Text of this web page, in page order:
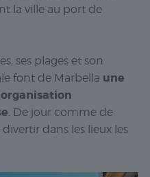
la ville au port de
ses plages et son
font de Marbella une
. De jour comme de
dans les lieux les